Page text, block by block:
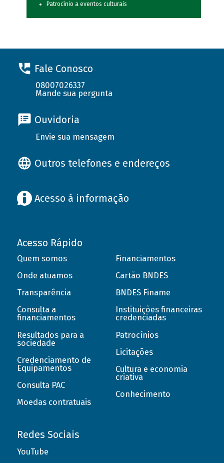
Patrocínio a eventos culturais
Fale Conosco
08007026337
Mande sua pergunta
Ouvidoria
Envie sua mensagem
Outros telefones e endereços
Acesso à informação
Acesso Rápido
Quem somos
Onde atuamos
Transparência
Consulta a
financiamentos
Resultados para a
sociedade
Credenciamento de
Equipamentos
Consulta PAC
Moedas contratuais
Financiamentos
Cartão BNDES
BNDES Finame
Instituições financeiras
credenciadas
Patrocínios
Licitações
Cultura e economia
criativa
Conhecimento
Redes Sociais
YouTube